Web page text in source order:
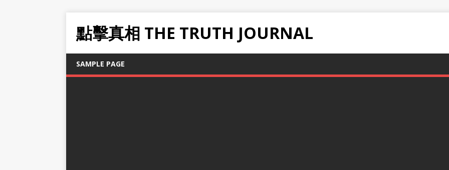
點擊真相 THE TRUTH JOURNAL
SAMPLE PAGE